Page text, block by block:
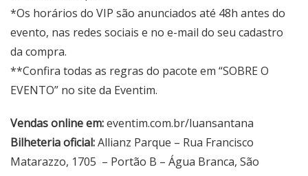
*Os horários do VIP são anunciados até 48h antes do
evento, nas redes sociais e no e-mail do seu cadastro
da compra.
**Confira todas as regras do pacote em “SOBRE O
EVENTO” no site da Eventim.
Vendas online em:eventim.com.br/luansantana
Bilheteria oficial:Allianz Parque – Rua Francisco
Matarazzo, 1705 – Portão B – Água Branca, São